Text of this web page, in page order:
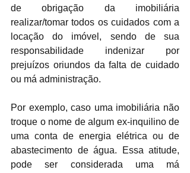
de obrigação da imobiliária
realizar/tomar todos os cuidados com a
locação do imóvel, sendo de sua
responsabilidade indenizar por
prejuízos oriundos da falta de cuidado
ou má administração.
Por exemplo, caso uma imobiliária não
troque o nome de algum ex-inquilino de
uma conta de energia elétrica ou de
abastecimento de água. Essa atitude,
pode ser considerada uma má